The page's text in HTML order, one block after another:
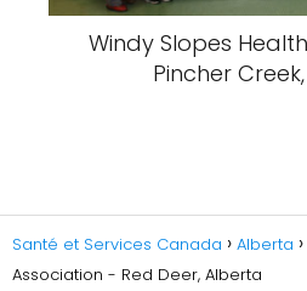
Windy Slopes
Pincher
Santé et Services Canada Alberta
Association - Red Deer, Alberta